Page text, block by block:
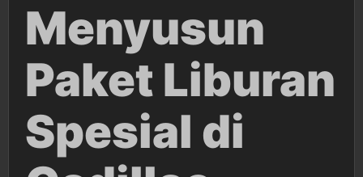
Menyusun
Paket Liburan
Spesial di